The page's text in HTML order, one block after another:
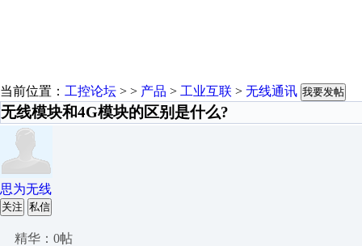
当前位置： 工控论坛 > > 产品 > 工业互联 > 无线通讯 我要发帖
无线模块和4G模块的区别是什么?
思为无线
关注 私信
精华：0帖